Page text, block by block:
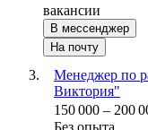
вакансии
В мессенджер
На почту
Менеджер по
Виктория"
150 000 – 200